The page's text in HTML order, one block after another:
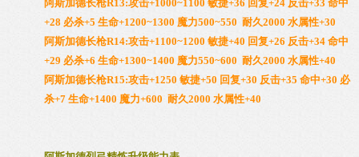
阿斯加德长枪R13:攻击+1000~1100 敏捷+36 回复+24 反击+33 命中
+28 必杀+5 生命+1200~1300 魔力500~550 耐久2000 水属性+30
阿斯加德长枪R14:攻击+1100~1200 敏捷+40 回复+26 反击+34 命中
+29 必杀+6 生命+1300~1400 魔力550~600 耐久2000 水属性+40
阿斯加德长枪R15:攻击+1250 敏捷+50 回复+30 反击+35 命中+30 必
杀+7 生命+1400 魔力+600 耐久2000 水属性+40